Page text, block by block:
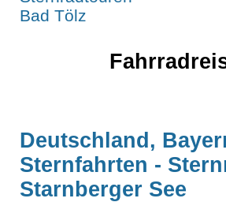
Deutschland,
Sternfahrten -
Starnberger See